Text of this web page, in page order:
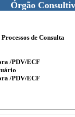
Órgão
de Consulta
/PDV/ECF
/PDV/ECF